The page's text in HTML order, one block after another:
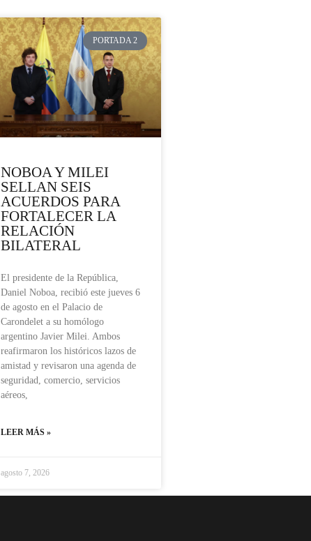
PORTADA 2
NOBOA Y MILEI
SELLAN SEIS
ACUERDOS PARA
FORTALECER LA
RELACIÓN
BILATERAL
El presidente de la República,
Daniel Noboa, recibió este jueves 6
de agosto en el Palacio de
Carondelet a su homólogo
argentino Javier Milei. Ambos
reafirmaron los históricos lazos de
amistad y revisaron una agenda de
seguridad, comercio, servicios
aéreos,
LEER MÁS »
agosto 7, 2026